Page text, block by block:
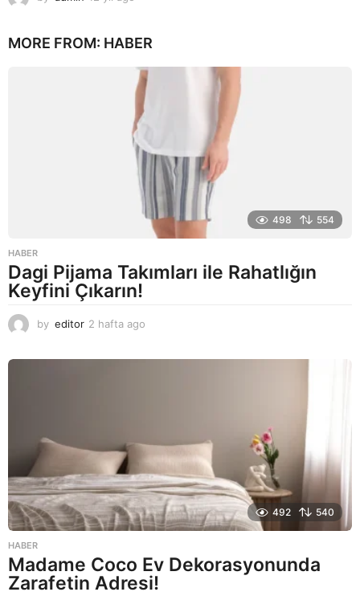
ı
a
g
MORE FROM: HABER
498 554
HABER
Dagi Pijama Takımları ile Rahatlığın
Keyfini Çıkarın!
by editor 2 hafta ago
492 540
HABER
Madame Coco Ev Dekorasyonunda
Zarafetin Adresi!